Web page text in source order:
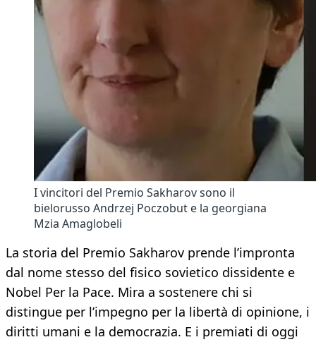
I vincitori del Premio Sakharov sono il
bielorusso Andrzej Poczobut e la georgiana
Mzia Amaglobeli
La storia del Premio Sakharov prende l’impronta
dal nome stesso del fisico sovietico dissidente e
Nobel Per la Pace. Mira a sostenere chi si
distingue per l’impegno per la libertà di opinione, i
diritti umani e la democrazia. E i premiati di oggi